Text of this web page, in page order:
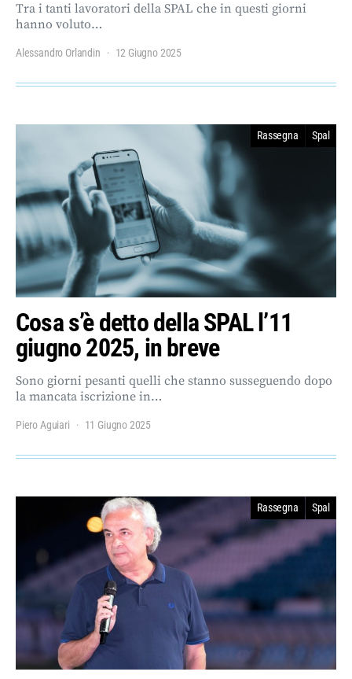
Tra i tanti lavoratori della SPAL che in questi giorni
hanno voluto…
Alessandro Orlandin 12 Giugno 2025
Rassegna Spal
Cosa s’è detto della SPAL l’11
giugno 2025, in breve
Sono giorni pesanti quelli che stanno susseguendo dopo
la mancata iscrizione in…
Piero Aguiari 11 Giugno 2025
Rassegna Spal